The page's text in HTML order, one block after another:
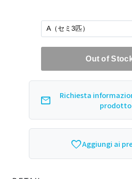
mail
Richiesta
prodotto
favorite_borderAggiungi ai